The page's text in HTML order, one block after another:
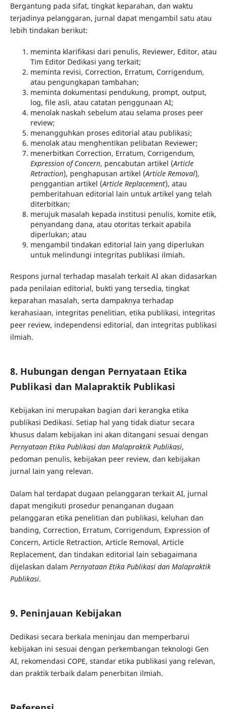
Bergantung pada sifat, tingkat keparahan, dan waktu
terjadinya pelanggaran, jurnal dapat mengambil satu atau
lebih tindakan berikut:
meminta klarifikasi dari penulis, Reviewer, Editor, atau
Tim Editor Dedikasi yang terkait;
meminta revisi, Correction, Erratum, Corrigendum,
atau pengungkapan tambahan;
meminta dokumentasi pendukung, prompt, output,
log, file asli, atau catatan penggunaan AI;
menolak naskah sebelum atau selama proses peer
review;
menangguhkan proses editorial atau publikasi;
menolak atau menghentikan pelibatan Reviewer;
menerbitkan Correction, Erratum, Corrigendum,
Expression of Concern, pencabutan artikel (Article
Retraction), penghapusan artikel (Article Removal),
penggantian artikel (Article Replacement), atau
pemberitahuan editorial lain untuk artikel yang telah
diterbitkan;
merujuk masalah kepada institusi penulis, komite etik,
penyandang dana, atau otoritas terkait apabila
diperlukan; atau
mengambil tindakan editorial lain yang diperlukan
untuk melindungi integritas publikasi ilmiah.
Respons jurnal terhadap masalah terkait AI akan didasarkan
pada penilaian editorial, bukti yang tersedia, tingkat
keparahan masalah, serta dampaknya terhadap
kerahasiaan, integritas penelitian, etika publikasi, integritas
peer review, independensi editorial, dan integritas publikasi
ilmiah.
8. Hubungan dengan Pernyataan Etika
Publikasi dan Malapraktik Publikasi
Kebijakan ini merupakan bagian dari kerangka etika
publikasi Dedikasi. Setiap hal yang tidak diatur secara
khusus dalam kebijakan ini akan ditangani sesuai dengan
Pernyataan Etika Publikasi dan Malapraktik Publikasi,
pedoman penulis, kebijakan peer review, dan kebijakan
jurnal lain yang relevan.
Dalam hal terdapat dugaan pelanggaran terkait AI, jurnal
dapat mengikuti prosedur penanganan dugaan
pelanggaran etika penelitian dan publikasi, keluhan dan
banding, Correction, Erratum, Corrigendum, Expression of
Concern, Article Retraction, Article Removal, Article
Replacement, dan tindakan editorial lain sebagaimana
dijelaskan dalam Pernyataan Etika Publikasi dan Malapraktik
Publikasi.
9. Peninjauan Kebijakan
Dedikasi secara berkala meninjau dan memperbarui
kebijakan ini sesuai dengan perkembangan teknologi Gen
AI, rekomendasi COPE, standar etika publikasi yang relevan,
dan praktik terbaik dalam penerbitan ilmiah.